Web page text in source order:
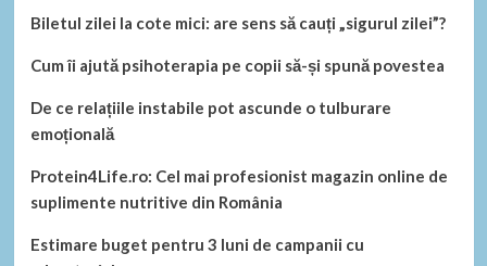
Biletul zilei la cote mici: are sens să cauți „sigurul zilei”?
Cum îi ajută psihoterapia pe copii să-și spună povestea
De ce relațiile instabile pot ascunde o tulburare
emoțională
Protein4Life.ro: Cel mai profesionist magazin online de
suplimente nutritive din România
Estimare buget pentru 3 luni de campanii cu